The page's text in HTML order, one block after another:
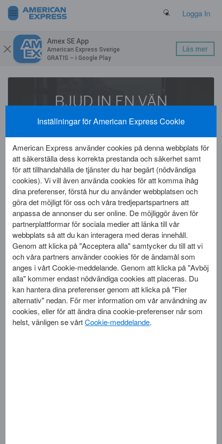
Search Button
Logga In
Amex SE App
American Express Sverige
GRATIS – i Google Play
Läs mer
Kundservice
Kreditkort
Corporate Payments
BJUD IN EN VÄN
-BÅDA BELÖNAS
Som medlem har du 3 Member Invites per år.
T.o.m. 1 september är de extra mycket värda.
Läs mer
Inställningar för American Express Cookie
American Express använder cookies på denna webbplats för
att säkerställa dess korrekta prestanda och säkerhet samt
för att tillhandahålla de tjänster du har begärt (nödvändiga
cookies). Vi vill även använda cookies för att komma ihåg
dina preferenser, förstå hur du använder webbplatsen och
göra det möjligt för oss och våra tredjepartspartners att
anpassa de annonser du ser online. De möjliggör även för
partnerplattformar för sociala medier att länka till vår
webbplats så att du kan interagera med deras innehåll.
Genom att klicka på "Acceptera alla" samtycker du till att vi
och våra partners använder cookies för de ändamål som
anges i vårt Cookie-meddelande. Genom att klicka på "Avböj
alla" kommer endast nödvändiga cookies att placeras. Du
kan hantera dina preferenser genom att klicka på "Fler
alternativ" nedan. För mer information om vår användning av
cookies, eller för att ändra dina cookie-preferenser när som
helst, vänligen se vårtCookie-meddelande.